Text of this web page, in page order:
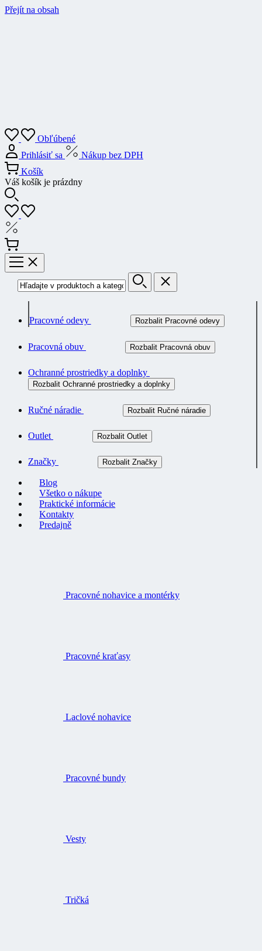
Přejít na obsah
Obľúbené
Prihlásiť sa
Nákup bez DPH
Košík
Váš košík je prázdny
Pracovné odevy Rozbalit Pracovné odevy
Pracovná obuv Rozbalit Pracovná obuv
Ochranné prostriedky a doplnky
Rozbalit Ochranné prostriedky a doplnky
Ručné náradie Rozbalit Ručné náradie
Outlet Rozbalit Outlet
Značky Rozbalit Značky
Blog
Všetko o nákupe
Praktické informácie
Kontakty
Predajně
Pracovné nohavice a montérky
Pracovné kraťasy
Laclové nohavice
Pracovné bundy
Vesty
Tričká